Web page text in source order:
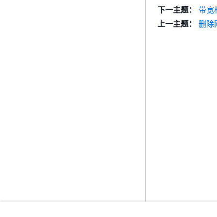
下一主题：
带宽
上一主题：
删除